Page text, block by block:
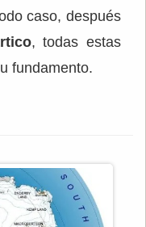
caso, después
, todas estas
fundamento.